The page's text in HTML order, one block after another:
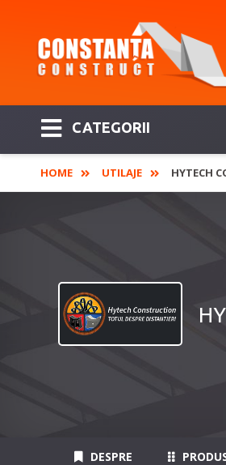
CATEGORII
HOME UTILAJE HYTECH
DESPRE